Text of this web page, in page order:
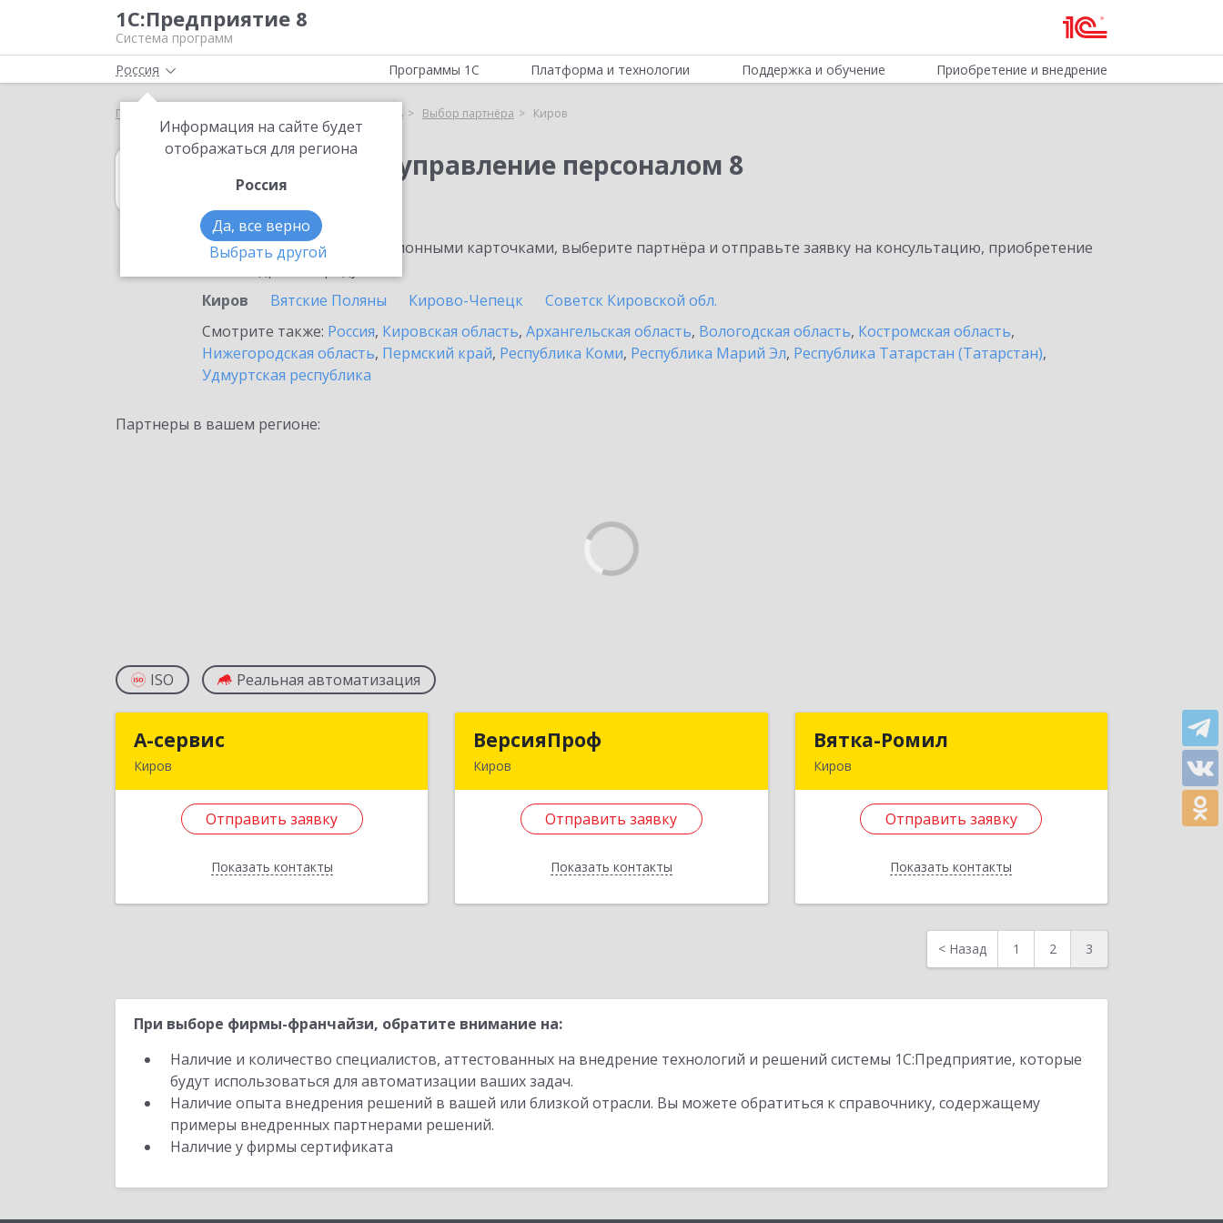
1С:Предприятие 8
Система программ
Россия
Информация на сайте будет
отображаться для региона
Россия
Да, все верно
Выбрать другой
Программы 1С Платформа и технологии Поддержка и обучение Приобретение и внедрение
Главная 1С:Зарплата и управление персоналом 8 Выбор партнёра Киров
1С:Зарплата и управление персоналом 8
в Кирове
Ознакомьтесь с информационными карточками, выберите партнёра и отправьте заявку на консультацию, приобретение
Киров
Вятские Поляны Кирово-Чепецк
Советск Кировской обл.
Смотрите также: Россия, Кировская область, Архангельская область, Вологодская область, Костромская область,
Нижегородская область, Пермский край, Республика Коми, Республика Марий Эл, Республика Татарстан (Татарстан),
Удмуртская республика
Партнеры в вашем регионе:
ISO Реальная автоматизация
А-сервис
Киров
Отправить заявку
Показать контакты
Казанская ул, дом № 89, корпус А,
Подробнее
ВерсияПроф
Киров
Отправить заявку
Показать контакты
Морозовская ул, дом № 5, кв.50
Вятка-Ромил
Киров
Отправить заявку
Показать контакты
Воровского ул, дом № 73А, кв.34
< Назад 1 2 3
При выборе фирмы-франчайзи, обратите внимание на:
Наличие и количество специалистов, аттестованных на внедрение технологий и решений системы 1С:Предприятие, которые
будут использоваться для автоматизации ваших задач.
Наличие опыта внедрения решений в вашей или близкой отрасли. Вы можете обратиться к справочнику, содержащему
примеры внедренных партнерами решений.
Наличие у фирмы сертификата